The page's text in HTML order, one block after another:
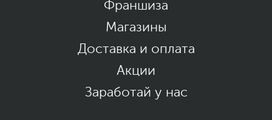
Франшиза
Магазины
Доставка и оплата
Акции
Заработай у нас